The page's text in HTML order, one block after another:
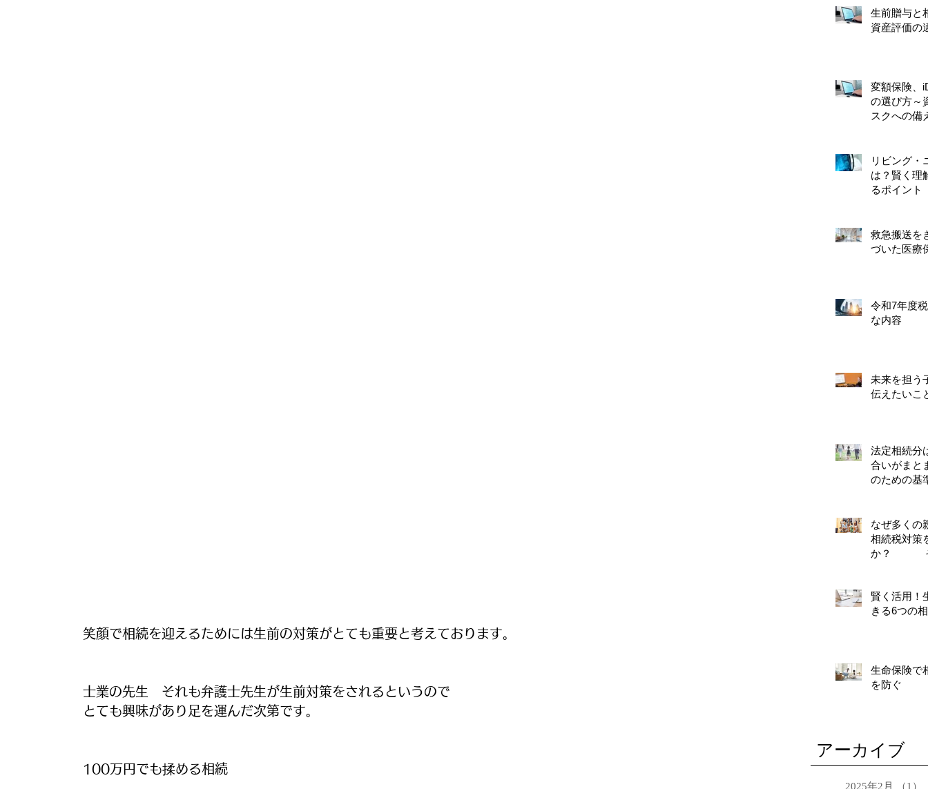
笑顔で相続を迎えるためには生前の対策がとても重要と考えております。
士業の先生　それも弁護士先生が生前対策をされるというので
とても興味があり足を運んだ次第です。
100万円でも揉める相続
生前贈与と
資産評価の
変額保険、
の選び方～
スクへの備
リビング・
は？賢く理
るポイント
救急搬送を
づいた医療
令和7年度
な内容
未来を担う
伝えたいこ
法定相続分
合いがまと
のための基
なぜ多くの
相続税対策
か？ そ
賢く活用！
きる6つの
生命保険で
を防ぐ
アーカイブ
2025年2月 （1）